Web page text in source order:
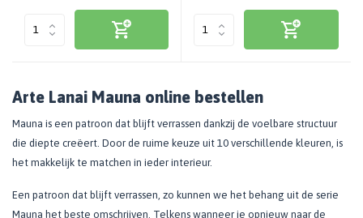
Arte Lanai Mauna online bestellen
Mauna is een patroon dat blijft verrassen dankzij de voelbare structuur
die diepte creëert. Door de ruime keuze uit 10 verschillende kleuren, is
het makkelijk te matchen in ieder interieur.
Een patroon dat blijft verrassen, zo kunnen we het behang uit de serie
Mauna het beste omschrijven. Telkens wanneer je opnieuw naar de